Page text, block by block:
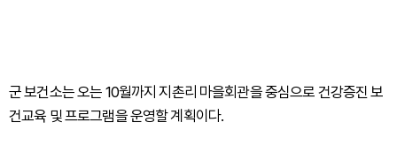
군 보건소는 오는 10월까지 지촌리 마을회관을 중심으로 건강증진 보
건교육 및 프로그램을 운영할 계획이다.